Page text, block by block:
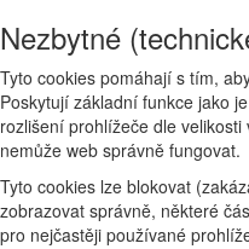
Nezbytné
Tyto cookies pomáhají s tím,
Poskytují základní funkce jako
rozlišení prohlížeče dle
nemůže web správně fungovat.
Tyto cookies lze blokovat
zobrazovat správně, některé
pro nejčastěji používané